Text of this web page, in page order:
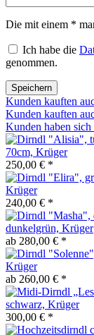
Die mit einem *
Ich habe die
genommen.
Speichern
Kunden kauften
Kunden kauften
Kunden haben sich
70cm, Krüger
250,00 € *
Krüger
240,00 € *
dunkelgrün, Krüger
ab 280,00 € *
Krüger
ab 260,00 € *
schwarz, Krüger
300,00 € *